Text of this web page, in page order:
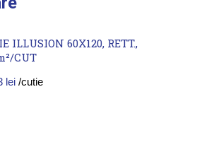
ILLUSION 60X120, RETT.,
CUT
lei /cutie